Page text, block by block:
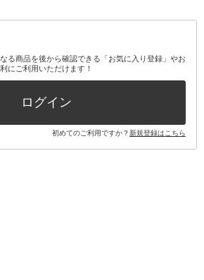
る商品を後から確認できる「お気に入り登録」やお
にご利用いただけます！
ログイン
初めてのご利用ですか？新規登録はこちら